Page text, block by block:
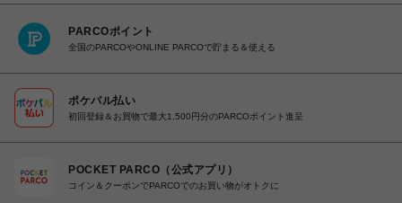
PARCOポイント
全国のPARCOやONLINE PARCOで貯まる＆使える
ポケパル払い
初回登録＆お買物で最大1,500円分のPARCOポイント進呈
POCKET PARCO（公式アプリ）
コイン＆クーポンでPARCOでのお買い物がオトクに